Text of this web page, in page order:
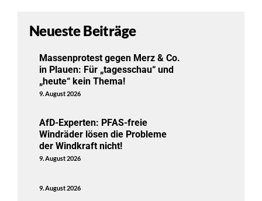
Neueste Beiträge
Massenprotest gegen Merz & Co.
in Plauen: Für „tagesschau“ und
„heute“ kein Thema!
9. August 2026
AfD-Experten: PFAS-freie
Windräder lösen die Probleme
der Windkraft nicht!
9. August 2026
9. August 2026